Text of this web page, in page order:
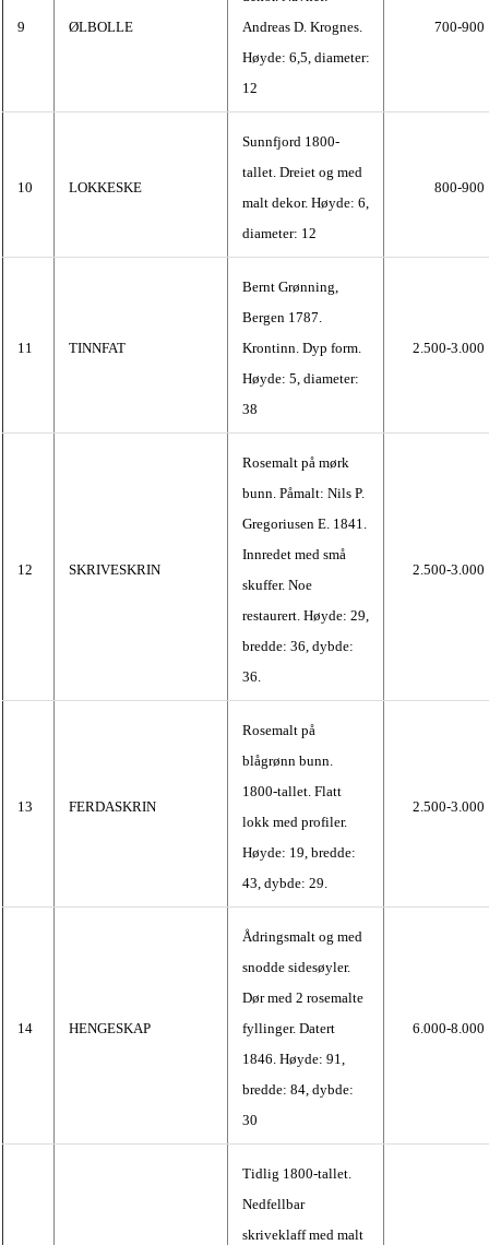
9 ØLBOLLE
Andreas D. Krognes.
Høyde: 6,5, diameter:
12
700-900
10 LOKKESKE
Sunnfjord 1800-
tallet. Dreiet og med
malt dekor. Høyde: 6,
diameter: 12
800-900
11 TINNFAT
Bernt Grønning,
Bergen 1787.
Krontinn. Dyp form.
Høyde: 5, diameter:
38
2.500-3.000
12 SKRIVESKRIN
Rosemalt på mørk
bunn. Påmalt: Nils P.
Gregoriusen E. 1841.
Innredet med små
skuffer. Noe
restaurert. Høyde: 29,
bredde: 36, dybde:
36.
2.500-3.000
13 FERDASKRIN
Rosemalt på
blågrønn bunn.
1800-tallet. Flatt
lokk med profiler.
Høyde: 19, bredde:
43, dybde: 29.
2.500-3.000
14 HENGESKAP
Ådringsmalt og med
snodde sidesøyler.
Dør med 2 rosemalte
fyllinger. Datert
1846. Høyde: 91,
bredde: 84, dybde:
30
6.000-8.000
Tidlig 1800-tallet.
Nedfellbar
skriveklaff med malt